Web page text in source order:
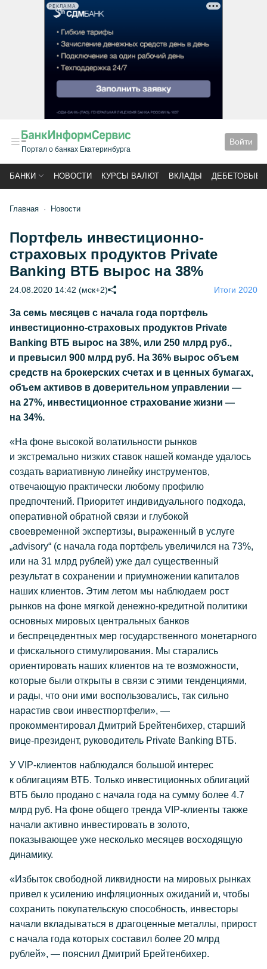
РЕКЛАМА
Портал о банках Екатеринбурга
Войти
БАНКИ НОВОСТИ КУРСЫ ВАЛЮТ ВКЛАДЫ ДЕБЕТОВЫЕ
Главная Новости
Портфель инвестиционно-
страховых продуктов Private
Banking ВТБ вырос на 38%
24.08.2020 14:42 (мск+2) Итоги 2020
За семь месяцев с начала года портфель
инвестиционно-страховых продуктов Private
Banking ВТБ вырос на 38%, или 250 млрд руб.,
и превысил 900 млрд руб. На 36% вырос объем
средств на брокерских счетах и в ценных бумагах,
объем активов в доверительном управлении —
на 27%, инвестиционное страхование жизни —
на 34%.
«На фоне высокой волатильности рынков
и экстремально низких ставок нашей команде удалось
создать вариативную линейку инструментов,
отвечающую практически любому профилю
предпочтений. Приоритет индивидуального подхода,
оперативной обратной связи и глубокой
своевременной экспертизы, выраженный в услуге
„advisory“ (с начала года портфель увеличился на 73%,
или на 31 млрд рублей) уже дал существенный
результат в сохранении и приумножении капиталов
наших клиентов. Этим летом мы наблюдаем рост
рынков на фоне мягкой денежно-кредитной политики
основных мировых центральных банков
и беспрецедентных мер государственного монетарного
и фискального стимулирования. Мы старались
ориентировать наших клиентов на те возможности,
которые были открыты в связи с этими тенденциями,
и рады, что они ими воспользовались, так сильно
нарастив свои инвестпортфели», —
прокомментировал Дмитрий Брейтенбихер, старший
вице-президент, руководитель Private Banking ВТБ.
У VIP-клиентов наблюдался большой интерес
к облигациям ВТБ. Только инвестиционных облигаций
ВТБ было продано с начала года на сумму более 4.7
млрд руб. На фоне общего тренда VIP-клиенты также
начали активно инвестировать в золото,
показывающее уже несколько месяцев восходящую
динамику.
«Избыток свободной ликвидности на мировых рынках
привел к усилению инфляционных ожиданий и, чтобы
сохранить покупательскую способность, инвесторы
начали вкладываться в драгоценные металлы, прирост
с начала года которых составил более 20 млрд
рублей», — пояснил Дмитрий Брейтенбихер.